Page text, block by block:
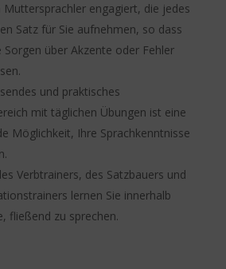
Muttersprachler engagiert, die jedes
Satz für Sie aufnehmen, so dass
Sorgen über Akzente oder Fehler
und praktisches
mit täglichen Übungen ist eine
Möglichkeit, Ihre Sprachkenntnisse
Verbtrainers, des Satzbauers und
lernen Sie innerhalb
fließend zu sprechen.